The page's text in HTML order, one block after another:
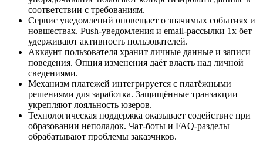
соответствии с требованиям.
Сервис уведомлений оповещает о значимых событиях и
новшествах. Push-уведомления и email-рассылки 1х бет
удерживают активность пользователей.
Аккаунт пользователя хранит личные данные и записи
поведения. Опция изменения даёт власть над личной
сведениями.
Механизм платежей интегрируется с платёжными
решениями для заработка. Защищённые транзакции
укрепляют лояльность юзеров.
Технологическая поддержка оказывает содействие при
образовании неполадок. Чат-боты и FAQ-разделы
обрабатывают проблемы заказчиков.